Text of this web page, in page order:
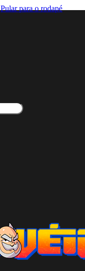
Pular para o rodapé